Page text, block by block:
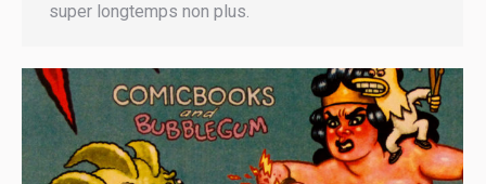
super longtemps non plus.